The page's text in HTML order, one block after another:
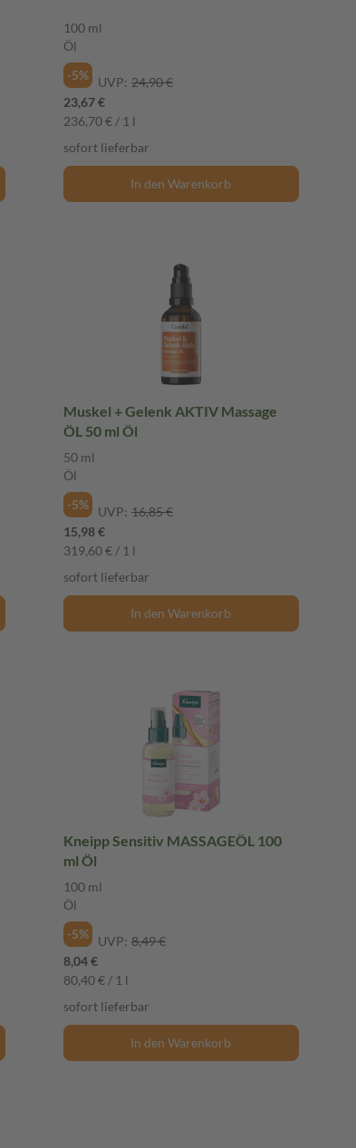
100 ml
Öl
-5%
UVP: 24,90 €
23,67 €
236,70 € / 1 l
sofort lieferbar
In den Warenkorb
Muskel + Gelenk AKTIV Massage
ÖL 50 ml Öl
50 ml
Öl
-5%
UVP: 16,85 €
15,98 €
319,60 € / 1 l
sofort lieferbar
In den Warenkorb
Kneipp Sensitiv MASSAGEÖL 100
ml Öl
100 ml
Öl
-5%
UVP: 8,49 €
8,04 €
80,40 € / 1 l
sofort lieferbar
In den Warenkorb